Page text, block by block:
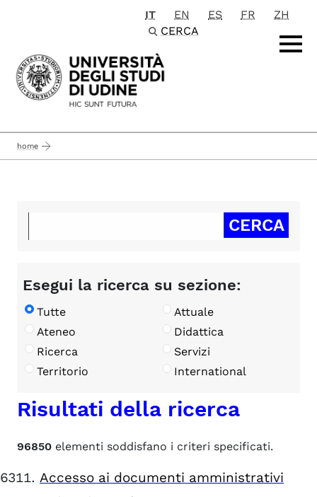
Passa al contenuto principale
IT EN ES FR
ZH
CERCA
home
Esegui la ricerca su sezione:
Tutte
Attuale
Ateneo
Didattica
Ricerca
Servizi
Territorio
International
Risultati della ricerca
96850 elementi soddisfano i criteri specificati.
Accesso ai documenti amministrativi